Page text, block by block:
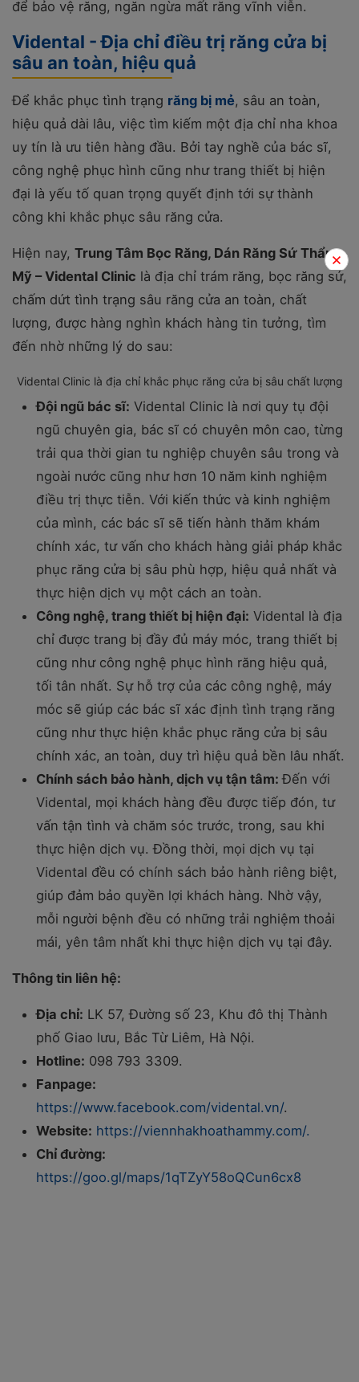
để bảo vệ răng, ngăn ngừa mất răng vĩnh viễn.
Vidental - Địa chỉ điều trị răng cửa bị
sâu an toàn, hiệu quả
Để khắc phục tình trạng răng bị mẻ, sâu an toàn,
hiệu quả dài lâu, việc tìm kiếm một địa chỉ nha khoa
uy tín là ưu tiên hàng đầu. Bởi tay nghề của bác sĩ,
công nghệ phục hình cũng như trang thiết bị hiện
đại là yếu tố quan trọng quyết định tới sự thành
công khi khắc phục sâu răng cửa.
Hiện nay, Trung Tâm Bọc Răng, Dán Răng Sứ Thẩm
Mỹ – Vidental Clinic là địa chỉ trám răng, bọc răng sứ,
chấm dứt tình trạng sâu răng cửa an toàn, chất
lượng, được hàng nghìn khách hàng tin tưởng, tìm
đến nhờ những lý do sau:
Vidental Clinic là địa chỉ khắc phục răng cửa bị sâu chất lượng
Đội ngũ bác sĩ: Vidental Clinic là nơi quy tụ đội
ngũ chuyên gia, bác sĩ có chuyên môn cao, từng
trải qua thời gian tu nghiệp chuyên sâu trong và
ngoài nước cũng như hơn 10 năm kinh nghiệm
điều trị thực tiễn. Với kiến thức và kinh nghiệm
của mình, các bác sĩ sẽ tiến hành thăm khám
chính xác, tư vấn cho khách hàng giải pháp khắc
phục răng cửa bị sâu phù hợp, hiệu quả nhất và
thực hiện dịch vụ một cách an toàn.
Công nghệ, trang thiết bị hiện đại: Vidental là địa
chỉ được trang bị đầy đủ máy móc, trang thiết bị
cũng như công nghệ phục hình răng hiệu quả,
tối tân nhất. Sự hỗ trợ của các công nghệ, máy
móc sẽ giúp các bác sĩ xác định tình trạng răng
cũng như thực hiện khắc phục răng cửa bị sâu
chính xác, an toàn, duy trì hiệu quả bền lâu nhất.
Chính sách bảo hành, dịch vụ tận tâm:Đến với
Vidental, mọi khách hàng đều được tiếp đón, tư
vấn tận tình và chăm sóc trước, trong, sau khi
thực hiện dịch vụ. Đồng thời, mọi dịch vụ tại
Vidental đều có chính sách bảo hành riêng biệt,
giúp đảm bảo quyền lợi khách hàng. Nhờ vậy,
mỗi người bệnh đều có những trải nghiệm thoải
mái, yên tâm nhất khi thực hiện dịch vụ tại đây.
Thông tin liên hệ:
Địa chỉ: LK 57, Đường số 23, Khu đô thị Thành
phố Giao lưu, Bắc Từ Liêm, Hà Nội.
Hotline: 098 793 3309.
Fanpage:
https://www.facebook.com/vidental.vn/.
Website: https://viennhakhoathammy.com/.
Chỉ đường:
https://goo.gl/maps/1qTZyY58oQCun6cx8